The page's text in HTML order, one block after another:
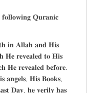
𝐟𝐨𝐥𝐥𝐨𝐰𝐢𝐧𝐠 𝐐𝐮𝐫𝐚𝐧𝐢𝐜
𝐢𝐧 𝐀𝐥𝐥𝐚𝐡 𝐚𝐧𝐝 𝐇𝐢𝐬
𝐇𝐞 𝐫𝐞𝐯𝐞𝐚𝐥𝐞𝐝 𝐭𝐨 𝐇𝐢𝐬
𝐇𝐞 𝐫𝐞𝐯𝐞𝐚𝐥𝐞𝐝 𝐛𝐞𝐟𝐨𝐫𝐞.
𝐚𝐧𝐠𝐞𝐥𝐬, 𝐇𝐢𝐬 𝐁𝐨𝐨𝐤𝐬,
𝐃𝐚𝐲, 𝐡𝐞 𝐯𝐞𝐫𝐢𝐥𝐲 𝐡𝐚𝐬